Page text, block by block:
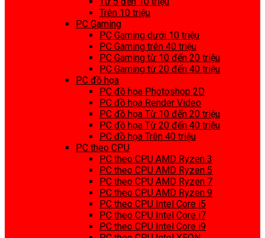
Trên 10 triệu
PC Gaming
PC Gaming dưới 10 triệu
PC Gaming trên 40 triệu
PC Gaming từ 10 đến 20 triệu
PC Gaming từ 20 đến 40 triệu
PC đồ họa
PC đồ họa Photoshop 2D
PC đồ họa Render Video
PC đồ họa Từ 10 đến 20 triệu
PC đồ họa Từ 20 đến 40 triệu
PC đồ họa Trên 40 triệu
PC theo CPU
PC theo CPU AMD Ryzen 3
PC theo CPU AMD Ryzen 5
PC theo CPU AMD Ryzen 7
PC theo CPU AMD Ryzen 9
PC theo CPU Intel Core i5
PC theo CPU Intel Core i7
PC theo CPU Intel Core i9